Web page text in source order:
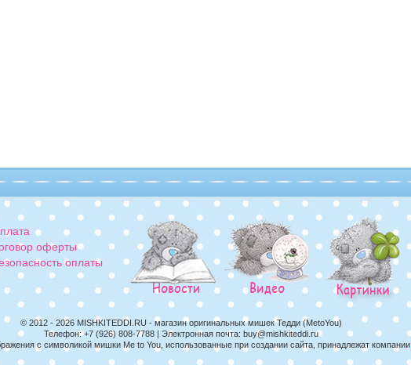
оферты
оплаты
© 2012 - 2026 MISHKITEDDI.RU - магазин оригинальных мишек Тедди (MetoYou)
Телефон:+7 (926) 808-7788 | Электронная почта: buy@mishkiteddi.ru
с символикой мишки Me to You, использованные при создании сайта, принадлежат компании